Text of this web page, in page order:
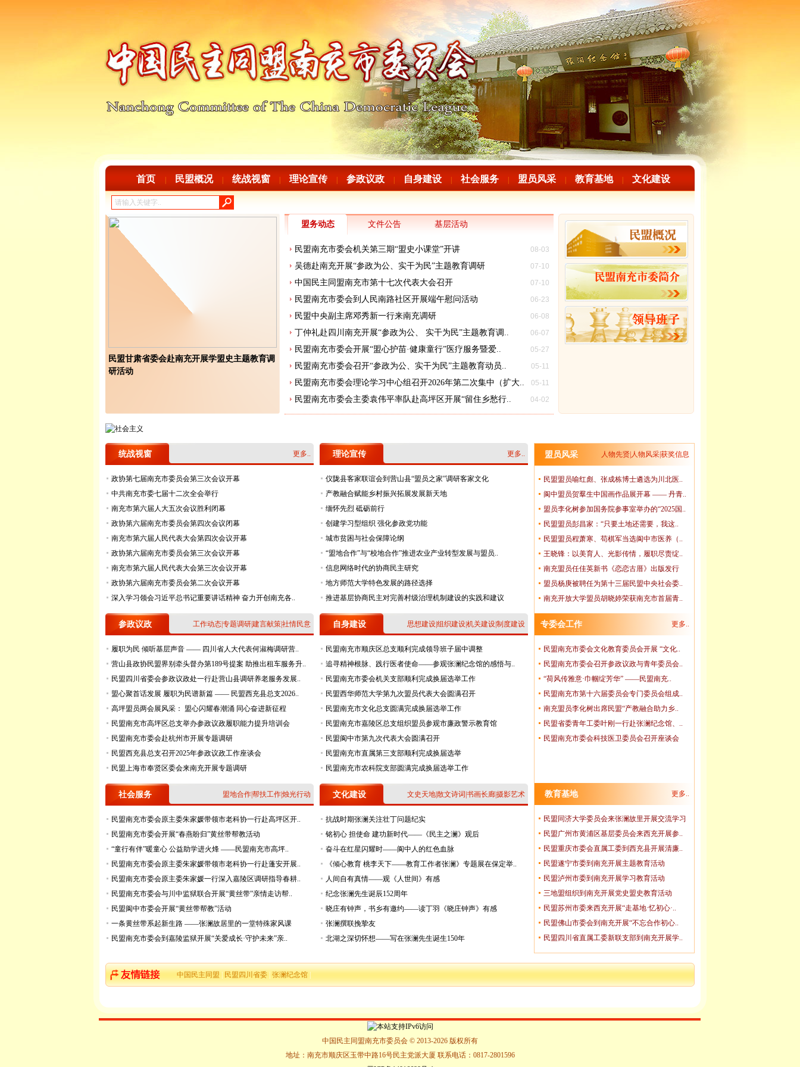
首页 民盟概况 统战视窗 理论宣传 参政议政 自身建设 社会服务 盟员风采 教育基地 文化建设
民盟甘肃省委会赴南充开展学盟史主题教育调
研活动
张澜文献史料陈列馆开馆仪式在..
行
盟务动态 文件公告 基层活动
08-03
民盟南充市委会机关第三期“盟史小课堂”开讲
07-10
吴德赴南充开展“参政为公、实干为民”主题教育调研
07-10
中国民主同盟南充市第十七次代表大会召开
06-23
民盟南充市委会到人民南路社区开展端午慰问活动
06-08
民盟中央副主席邓秀新一行来南充调研
06-07
丁仲礼赴四川南充开展“参政为公、 实干为民”主题教育调..
05-27
民盟南充市委会开展“盟心护苗·健康童行”医疗服务暨爱..
05-11
民盟南充市委会召开“参政为公、实干为民”主题教育动员..
05-11
民盟南充市委会理论学习中心组召开2026年第二次集中（扩大..
04-02
民盟南充市委会主委袁伟平率队赴高坪区开展“留住乡愁行..
03-24
民盟南充市委会2025年工作要点
10-23
2023年度中国民主同盟南充市委员会部门决算
04-11
关于民盟南充市委会2024年部门预算公开的情况
10-08
2021年度民盟南充市委部门决算
12-04
民盟南充市委关于2019年公开遴选工作人员的公告
民盟南充市委关于印发《民盟南充市委2017年工作要点》的通..
03-22
关于做好向市委统战部报送《党外人士意见建议》工作的通..
03-22
民盟南充市委关于印发《民盟南充市委2019年工作要点》的..
08-03
【营山、开放大学】民盟营山县总支与民盟南充开放大学支..
07-30
【顺庆】民盟南充市顺庆区总支开展农村供水保障专题调研
【高坪】盟心聚力护幼苗 严防溺水筑平安 —— 民盟高坪区..
【嘉陵】盟系童心伴暑期 诵读启智护成长 —— 民盟嘉陵区..
07-16
【顺庆】民盟顺庆区总支开展脱贫奔康产业园运营发展专题..
07-15
【仪陇】传承先贤风范 凝聚奋进力量 —— 民盟仪陇县总支..
07-15
【蓬安】民盟蓬安二中支部开展暑期家访赠书活动
【南职院】科技赋能·创业筑梦·教育润心 —— 民盟南充职..
06-18
【阆中】丰富载体践初心 实干履职显担当 ——民盟阆中市..
统战视窗 更多..
政协第七届南充市委员会第三次会议开幕
中共南充市委七届十二次全会举行
南充市第六届人大五次会议胜利闭幕
政协第六届南充市委员会第四次会议闭幕
南充市第六届人民代表大会第四次会议开幕
政协第六届南充市委员会第三次会议开幕
南充市第六届人民代表大会第三次会议开幕
政协第六届南充市委员会第二次会议开幕
深入学习领会习近平总书记重要讲话精神 奋力开创南充各..
理论宣传 更多..
仪陇县客家联谊会到营山县“盟员之家”调研客家文化
产教融合赋能乡村振兴拓展发展新天地
缅怀先烈 砥砺前行
创建学习型组织 强化参政党功能
城市贫困与社会保障论纲
“盟地合作”与“校地合作”推进农业产业转型发展与盟员..
信息网络时代的协商民主研究
地方师范大学特色发展的路径选择
推进基层协商民主对完善村级治理机制建设的实践和建议
参政议政 工作动态专题调研建言献策社情民意
履职为民 倾听基层声音 —— 四川省人大代表何淑梅调研营..
营山县政协民盟界别牵头督办第189号提案 助推出租车服务升..
民盟四川省委会参政议政处一行赴营山县调研养老服务发展..
盟心聚首话发展 履职为民谱新篇 —— 民盟西充县总支2026..
高坪盟员两会展风采： 盟心闪耀春潮涌 同心奋进新征程
民盟南充市高坪区总支举办参政议政履职能力提升培训会
民盟南充市委会赴杭州市开展专题调研
民盟西充县总支召开2025年参政议政工作座谈会
民盟上海市奉贤区委会来南充开展专题调研
自身建设 思想建设组织建设机关建设制度建设
民盟南充市顺庆区总支顺利完成领导班子届中调整
追寻精神根脉、践行医者使命——参观张澜纪念馆的感悟与..
民盟南充市委会机关支部顺利完成换届选举工作
民盟西华师范大学第九次盟员代表大会圆满召开
民盟南充市文化总支圆满完成换届选举工作
民盟南充市嘉陵区总支组织盟员参观市廉政警示教育馆
民盟阆中市第九次代表大会圆满召开
民盟南充市直属第三支部顺利完成换届选举
民盟南充市农科院支部圆满完成换届选举工作
社会服务 盟地合作帮扶工作烛光行动
民盟南充市委会原主委朱家媛带领市老科协一行赴高坪区开..
民盟南充市委会开展“春燕盼归”黄丝带帮教活动
“童行有伴”暖童心 公益助学进火烽 ——民盟南充市高坪..
民盟南充市委会原主委朱家媛带领市老科协一行赴蓬安开展..
民盟南充市委会原主委朱家媛一行深入嘉陵区调研指导春耕..
民盟南充市委会与川中监狱联合开展“黄丝带”亲情走访帮..
民盟阆中市委会开展“黄丝带帮教”活动
一条黄丝带系起新生路 ——张澜故居里的一堂特殊家风课
民盟南充市委会到嘉陵监狱开展“关爱成长·守护未来”亲..
文化建设 文史天地散文诗词 书画长廊摄影艺术
抗战时期张澜关注壮丁问题纪实
铭初心 担使命 建功新时代——《民主之澜》观后
奋斗在红星闪耀时——阆中人的红色血脉
《倾心教育 桃李天下——教育工作者张澜》专题展在保定举..
人间自有真情——观《人世间》有感
纪念张澜先生诞辰152周年
晓庄有钟声，书乡有邀约——读丁羽《晓庄钟声》有感
张澜撰联挽挚友
北湖之深切怀想——写在张澜先生诞生150年
盟员风采 人物先贤 人物风采获奖信息
民盟盟员喻红彪、张成栋博士遴选为川北医..
阆中盟员贺羣生中国画作品展开幕 —— 丹青..
盟员李化树参加国务院参事室举办的“2025国..
民盟盟员彭昌家：“只要土地还需要，我这..
民盟盟员程萧寒、苟棋军当选阆中市医养（..
王晓锋：以美育人、光影传情，履职尽责绽..
南充盟员任佳英新书《恋恋古厝》出版发行
盟员杨庚被聘任为第十三届民盟中央社会委..
南充开放大学盟员胡晓婷荣获南充市首届青..
专委会工作 更多..
民盟南充市委会文化教育委员会开展 “文化..
民盟南充市委会召开参政议政与青年委员会..
“荷风传雅意·巾帼绽芳华” ——民盟南充..
民盟南充市第十六届委员会专门委员会组成..
南充盟员李化树出席民盟“产教融合助力乡..
民盟省委青年工委叶刚一行赴张澜纪念馆、..
民盟南充市委会科技医卫委员会召开座谈会
教育基地 更多..
民盟同济大学委员会来张澜故里开展交流学习
民盟广州市黄浦区基层委员会来西充开展参..
民盟重庆市委会直属工委到西充县开展清廉..
民盟遂宁市委到南充开展主题教育活动
民盟泸州市委到南充开展学习教育活动
三地盟组织到南充开展党史盟史教育活动
民盟苏州市委来西充开展“走基地·忆初心·..
民盟佛山市委会到南充开展“不忘合作初心..
民盟四川省直属工委新联支部到南充开展学..
中国民主同盟 民盟四川省委 张澜纪念馆
中国民主同盟南充市委员会 © 2013-2026 版权所有
地址：南充市顺庆区玉带中路16号民主党派大厦 联系电话：0817-2801596